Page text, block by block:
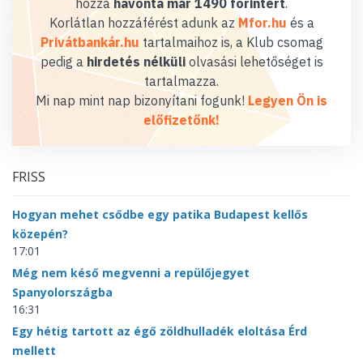
hozzáhavonta már 1490 forintért.
Korlátlan hozzáférést adunk az Mfor.hu és a
Privátbankár.hu tartalmaihoz is, a Klub csomag
pedig a hirdetés nélküliolvasási lehetőséget is
tartalmazza.
Mi nap mint nap bizonyítani fogunk! Legyen Ön is
előfizetőnk!
FRISS
Hogyan mehet csődbe egy patika Budapest kellős
közepén?
17:01
Még nem késő megvenni a repülőjegyet
Spanyolországba
16:31
Egy hétig tartott az égő zöldhulladék eloltása Érd
mellett